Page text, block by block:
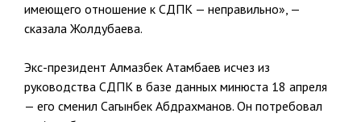
имеющего отношение к СДПК — неправильно», —
сказала Жолдубаева.
Экс-президент Алмазбек Атамбаев исчез из
руководства СДПК в базе данных минюста 18 апреля
— его сменил Сагынбек Абдрахманов. Он потребовал